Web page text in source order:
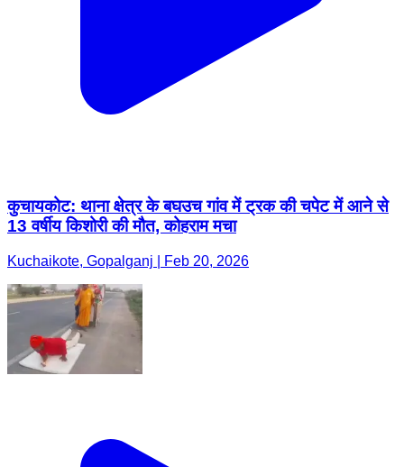
कुचायकोट: थाना क्षेत्र के बघउच गांव में ट्रक की चपेट में आने से
13 वर्षीय किशोरी की मौत, कोहराम मचा
Kuchaikote, Gopalganj | Feb 20, 2026